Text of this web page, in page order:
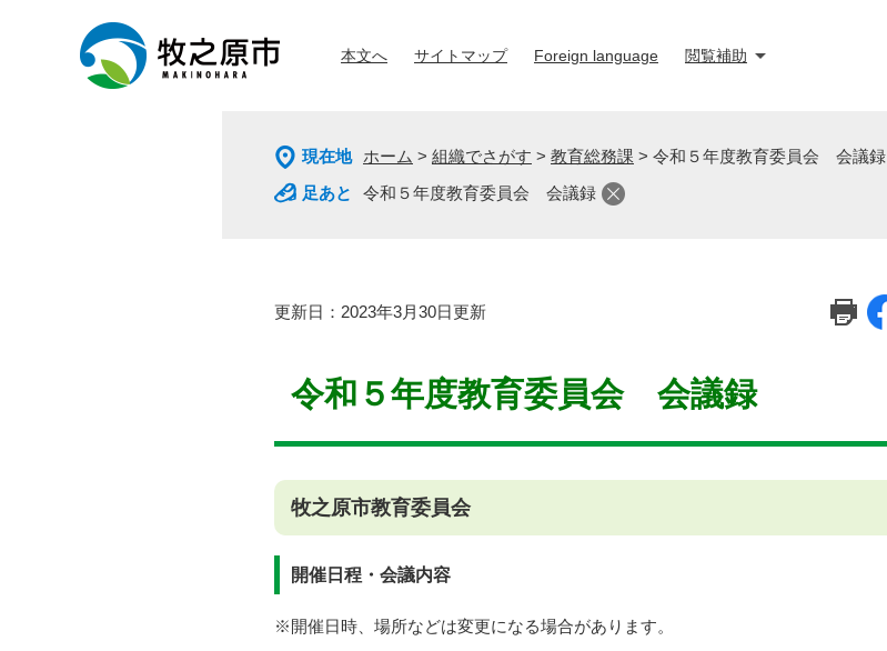
ー
ジ
の
ニ
ュ
ー
本文へ サイトマップ Foreign language 閲覧補助
現在地 ホーム > 組織でさがす > 教育総務課 > 令和５年度教育委員会 会議録
令和５年度教育委員会 会議録
本
更新日：2023年3月30日更新
令和５年度教育委員会 会議録
牧之原市教育委員会
開催日程・会議内容
※開催日時、場所などは変更になる場合があります。